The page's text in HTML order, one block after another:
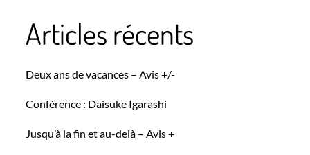
Articles récents
Deux ans de vacances – Avis +/-
Conférence : Daisuke Igarashi
Jusqu’à la fin et au-delà – Avis +